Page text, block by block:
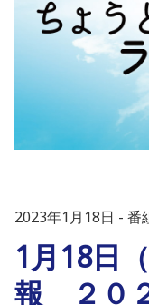
2023年1月18日 番
1月18日
報 ２０